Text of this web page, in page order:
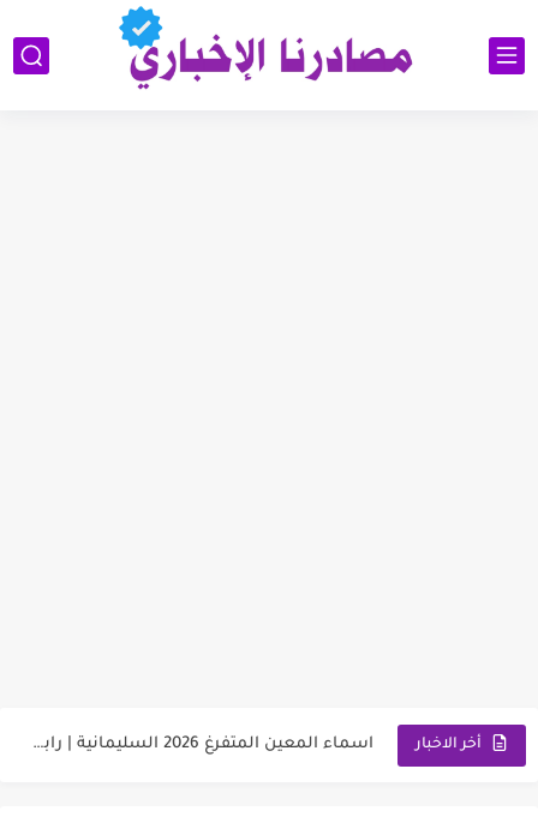
أخر الاخبار اسماء المعين المتفرغ 2026 السليمانية | رابط الاستعلام والمستمسكات المطلوبة